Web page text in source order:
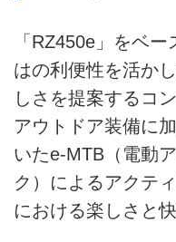
「RZ450e」をベ
はの利便性を活か
しさを提案するコ
アウトドア装備に
いたe-MTB（電動
ク）によるアクテ
における楽しさと